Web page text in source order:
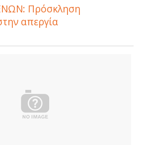
Πρόσκληση
απεργία